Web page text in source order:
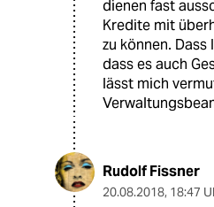
dienen fast
Kredite mit
zu können.
dass es auch
lässt mich
Rudolf Fissner
20.08.2018, 18:47